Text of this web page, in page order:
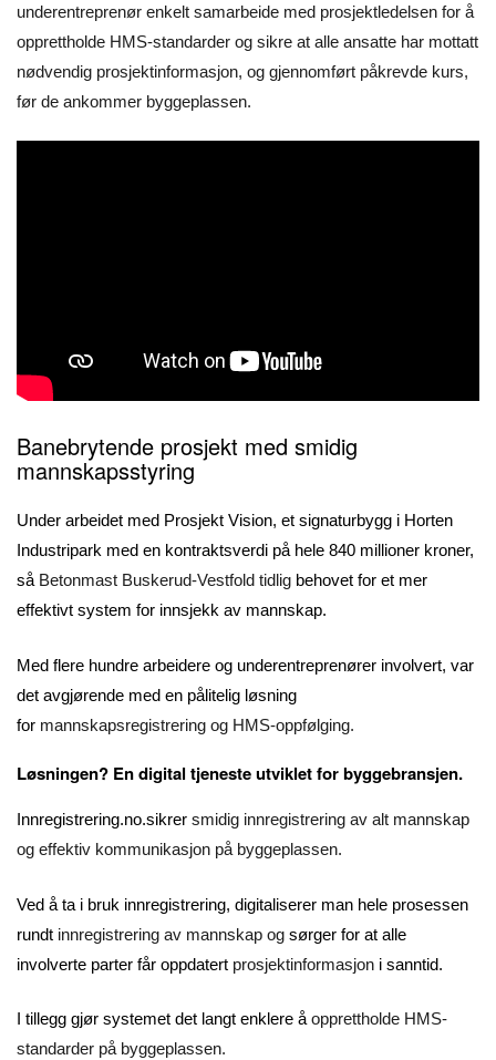
underentreprenør enkelt samarbeide med prosjektledelsen for å
opprettholde HMS-standarder og sikre at alle ansatte har mottatt
nødvendig prosjektinformasjon, og gjennomført påkrevde kurs,
før de ankommer byggeplassen.
Banebrytende prosjekt med smidig
mannskapsstyring
Under arbeidet med Prosjekt Vision, et signaturbygg i Horten
Industripark med en kontraktsverdi på hele 840 millioner kroner,
så Betonmast Buskerud-Vestfold tidlig behovet for et mer
effektivt system for innsjekk av mannskap.
Med flere hundre arbeidere og underentreprenører involvert, var
det avgjørende med en pålitelig løsning
for mannskapsregistrering og HMS-oppfølging.
Løsningen? En digital tjeneste utviklet for byggebransjen.
Innregistrering.no.sikrer smidig innregistrering av alt mannskap
og effektiv kommunikasjon på byggeplassen.
Ved å ta i bruk innregistrering, digitaliserer man hele prosessen
rundt innregistrering av mannskap og sørger for at alle
involverte parter får oppdatert prosjektinformasjon i sanntid.
I tillegg gjør systemet det langt enklere åopprettholde HMS-
standarder på byggeplassen.